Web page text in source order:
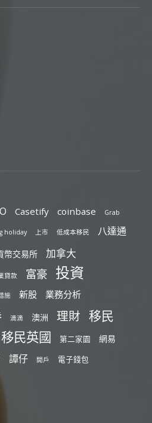
Casetify coinbase Grab
holiday 上市 低成本移民 八達通
幣交易所 加拿大
貸款 富豪 投資
施 新股 業務分析
滴滴 澳洲 理財 移民
移民英國 第二家園 網易
譚仔 開戶 電子錢包